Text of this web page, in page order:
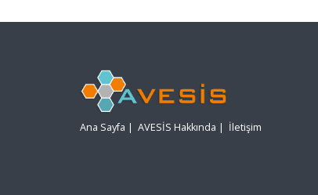
Ana Sayfa | AVESİS Hakkında | İletişim